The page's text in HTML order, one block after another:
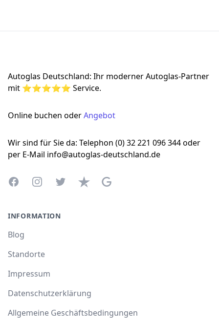
Autoglas Deutschland: Ihr moderner Autoglas-Partner
mit ⭐⭐⭐⭐⭐ Service.
Online buchen oderAngebot
Wir sind für Sie da: Telephon (0) 32 221 096 344 oder
per E-Mail info@autoglas-deutschland.de
FacebookInstagramTwitterTrustpilotGoogle Business Profile
INFORMATION
Blog
Standorte
Impressum
Datenschutzerklärung
Allgemeine Geschäftsbedingungen